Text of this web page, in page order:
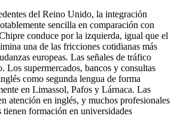
del Reino Unido, la integración
sencilla en comparación con
conduce por la izquierda, igual que el
una de las fricciones cotidianas más
europeas. Las señales de tráfico
Los supermercados, bancos y consultas
como segunda lengua de forma
en Limassol, Pafos y Lárnaca. Las
atención en inglés, y muchos profesionales
tienen formación en universidades